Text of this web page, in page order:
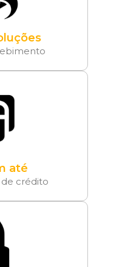
até
de crédito